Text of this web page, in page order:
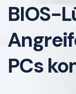
BIOS-
PCs